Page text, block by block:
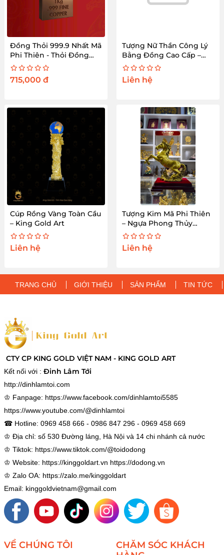
Đồng Thỏi 999.9 Nhất Mã
Phi Thiên - Thỏi Đồng
Nguyên Chất 1Kg
715,000 đ
Tượng Nữ Thần Công Lý
Bằng Đồng Cao Cấp –
King Gold Art
Liên hệ
Cúp Rồng Vàng Toàn Cầu
– King Gold Art
Liên hệ
Tượng Kim Mã Phi Thiên
– Ngựa Phong Thủy
Chiêu Tài Lộc
Liên hệ
TRANG CHỦ GIỚI THIỆU SẢN PHẨM TIN TỨC
CTY CP KING GOLD VIỆT NAM - KING GOLD ART
Kết nối với : Đinh Lâm Tới
http://dinhlamtoi.com
♔ Fanpage: https://www.facebook.com/dinhlamtoi5585
https://www.youtube.com/@dinhlamtoi
☎ Hotline: 0969 458 666 - 0986 847 296 - 0969 458 669
♔ Địa chỉ: số 530 Đường láng, Hà Nội và 14 chi nhánh cả nước
♔ Tiktok: https://www.tiktok.com/@toidodong
♔ Website: https://kinggoldart.vn https://dodong.vn
♔ Zalo OA: https://zalo.me/kinggoldart
Email: kinggoldvietnam@gmail.com
VỀ CHÚNG TÔI
CHĂM SÓC KHÁCH